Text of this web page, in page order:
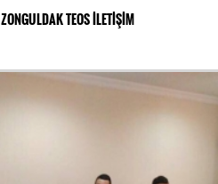
ZONGULDAK TEOS İLETİŞİM